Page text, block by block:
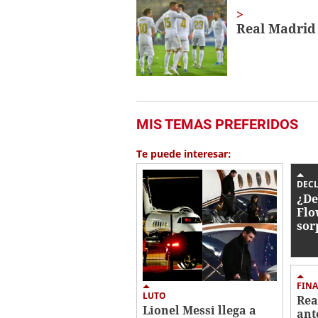
Real
MIS TEMAS PREFERIDOS
Te puede interesar:
LUTO
Lionel Messi llega a